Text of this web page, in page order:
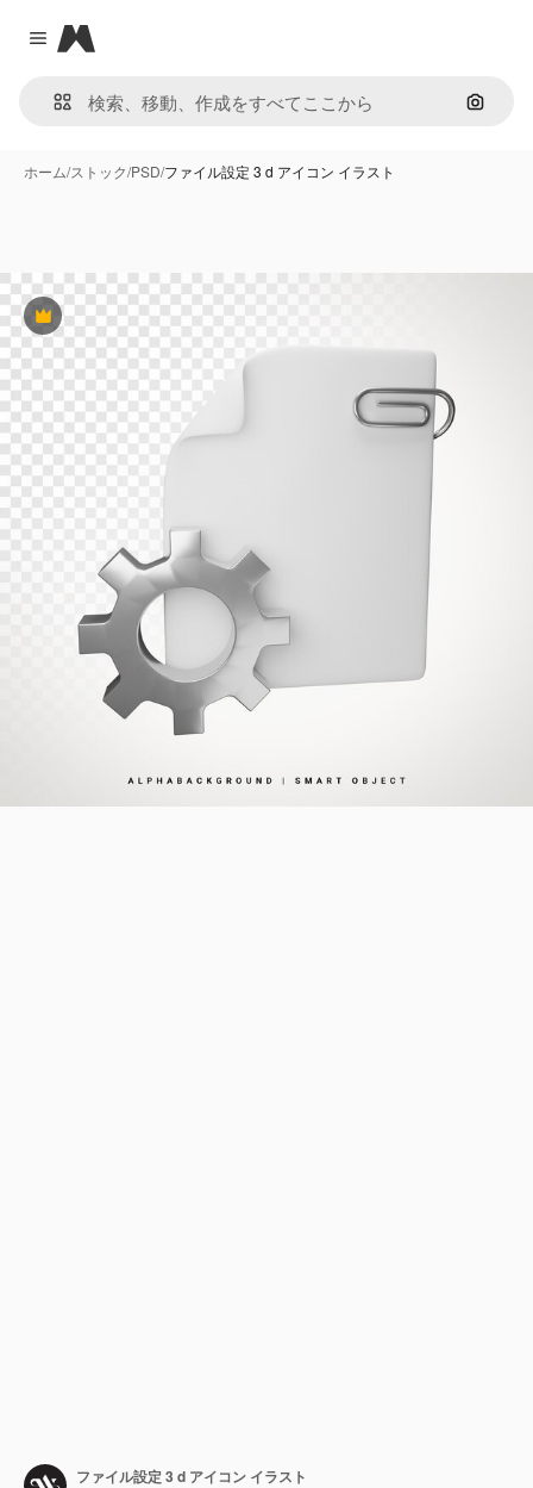
Close menu
Magnific
画像で
ホーム/ストック/PSD/ファイル設定 3 d アイコン イラスト
Premium
ファイル設定 3 d アイコン イラスト